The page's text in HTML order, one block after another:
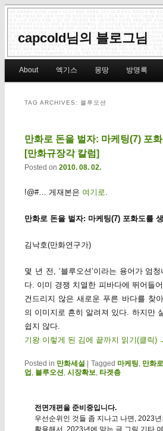
capcold님의 블로그님
Skip to primary content
Skip to secondary content
About 엑기스 몽땅 방명록
TAG ARCHIVES: 블루오션
만화로 돈을 벌자: 마케팅(7) 포
[만화규장각 칼럼]
Posted on 2010. 08. 02.
!@#… 게재본은 여기로
만화로 돈을 벌자: 마케팅(7) 포화도를
김낙호(만화연구가)
몇 년 전, ‘블루오션’이라는 용어가 엄
다. 이미 경쟁 치열한 피바다에 뛰어들
건드리지 않은 새로운 푸른 바다를 찾
의 이미지로 흔히 알려져 있다. 하지만
쉽지 않다.
기왕 이렇게 된 김에 끝까지 읽기(클릭)
Posted in 만화세설 Tagged 마케팅, 만화
업 , 블루오션, 시장확보, 타겟층
전면개편을 준비중입니다.
우선순위인 것들 좀 지나고 나면, 2023